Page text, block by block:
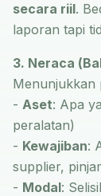
secara riil.
laporan tapi
3. Neraca
Menunjukkan
- Aset: Apa
peralatan)
- Kewajiban:
supplier,
- Modal: